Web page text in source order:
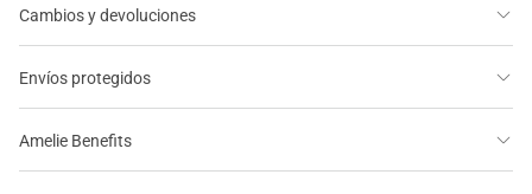
Cambios y devoluciones
Envíos protegidos
Amelie Benefits